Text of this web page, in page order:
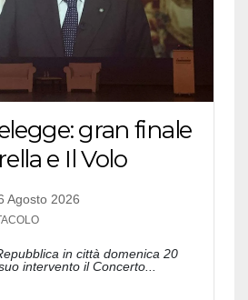
gran finale
e Il Volo
Agosto 2026
in città domenica 20
intervento il Concerto...